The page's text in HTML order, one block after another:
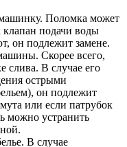
Поломка может
клапан подачи воды
он подлежит замене.
Скорее всего,
слива. В случае его
острыми
он подлежит
или если патрубок
можно устранить
В случае